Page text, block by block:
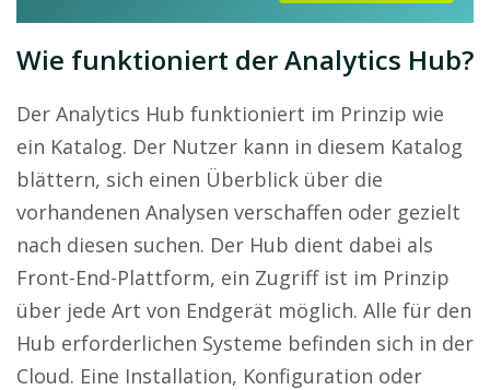
Wie funktioniert der Analytics Hub?
Der Analytics Hub funktioniert im Prinzip wie
ein Katalog. Der Nutzer kann in diesem Katalog
blättern, sich einen Überblick über die
vorhandenen Analysen verschaffen oder gezielt
nach diesen suchen. Der Hub dient dabei als
Front-End-Plattform, ein Zugriff ist im Prinzip
über jede Art von Endgerät möglich. Alle für den
Hub erforderlichen Systeme befinden sich in der
Cloud. Eine Installation, Konfiguration oder